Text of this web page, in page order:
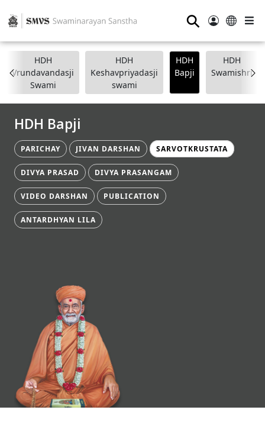
⚲
HDH
Vrundavandasji
Swami
HDH
Keshavpriyadasji
swami
HDH
Bapji
HDH
Swamishri
HDH Bapji
PARICHAY JIVAN DARSHAN SARVOTKRUSTATA
DIVYA PRASAD DIVYA PRASANGAM
VIDEO DARSHAN PUBLICATION
ANTARDHYAN LILA